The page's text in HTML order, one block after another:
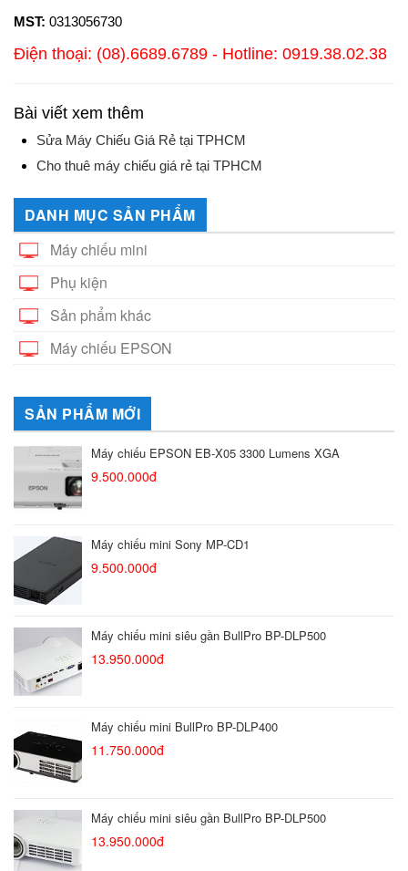
MST: 0313056730
Điện thoại: (08).6689.6789 - Hotline: 0919.38.02.38
Bài viết xem thêm
Sửa Máy Chiếu Giá Rẻ tại TPHCM
Cho thuê máy chiếu giá rẻ tại TPHCM
DANH MỤC SẢN PHẨM
Máy chiếu mini
Phụ kiện
Sản phẩm khác
Máy chiếu EPSON
SẢN PHẨM MỚI
Máy chiếu EPSON EB-X05 3300 Lumens XGA
9.500.000đ
Máy chiếu mini Sony MP-CD1
9.500.000đ
Máy chiếu mini siêu gần BullPro BP-DLP500
13.950.000đ
Máy chiếu mini BullPro BP-DLP400
11.750.000đ
Máy chiếu mini siêu gần BullPro BP-DLP500
13.950.000đ